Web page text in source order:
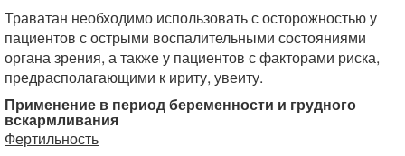
Траватан необходимо использовать с осторожностью у
пациентов с острыми воспалительными состояниями
органа зрения, а также у пациентов с факторами риска,
предрасполагающими к ириту, увеиту.
Применение в период беременности и грудного
вскармливания
Фертильность